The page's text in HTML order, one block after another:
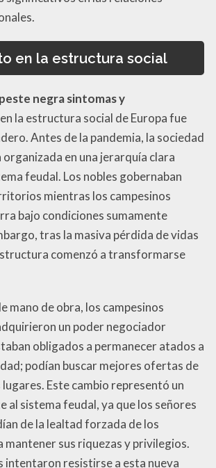
en la estructura social
peste negra sintomas y
en la estructura social de Europa fue
Antes de la pandemia, la sociedad
en una jerarquía clara
feudal. Los nobles gobernaban
mientras los campesinos
bajo condiciones sumamente
tras la masiva pérdida de vidas
comenzó a transformarse
mano de obra, los campesinos
un poder negociador
obligados a permanecer atados a
podían buscar mejores ofertas de
Este cambio representó un
al sistema feudal, ya que los señores
de la lealtad forzada de los
mantener sus riquezas y privilegios.
intentaron resistirse a esta nueva